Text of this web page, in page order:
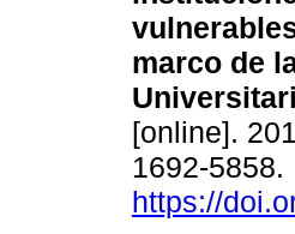
marco de
[online].
1692-5858.
https://